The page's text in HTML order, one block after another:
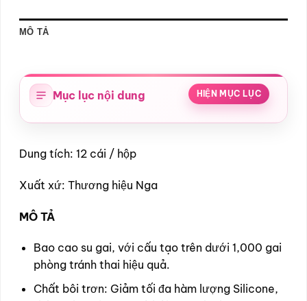
MÔ TẢ
Mục lục nội dung HIỆN MỤC LỤC
Dung tích: 12 cái / hộp
Xuất xứ: Thương hiệu Nga
MÔ TẢ
Bao cao su gai, với cấu tạo trên dưới 1,000 gai
phòng tránh thai hiệu quả.
Chất bôi trơn: Giảm tối đa hàm lượng Silicone,